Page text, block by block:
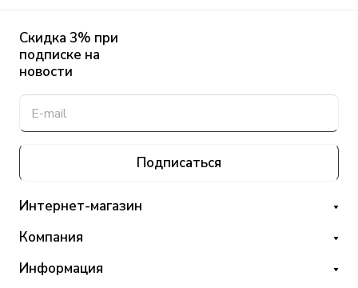
Скидка 3% при
подписке на
новости
Подписаться
Интернет-магазин
Компания
Информация